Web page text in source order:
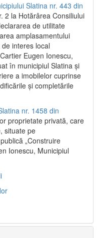
Slatina nr. 443 din
2 la Hotărârea Consiliului
de utilitate
amplasamentului
interes local
Eugen Ionescu,
în municipiul Slatina şi
a imobilelor cuprinse
şi completările
nr. 1458 din
proprietate privată, care
situate pe
„Construire
Ionescu, Municipiul